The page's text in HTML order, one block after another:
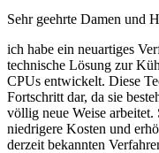
Sehr geehrte Damen und
ich habe ein neuartiges
technische Lösung zur
CPUs entwickelt. Diese
Fortschritt dar, da sie
völlig neue Weise
niedrigere Kosten und
derzeit bekannten